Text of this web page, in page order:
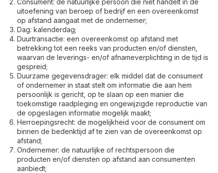
Consument: de natuurlijke persoon die niet handelt in de
uitoefening van beroep of bedrijf en een overeenkomst
op afstand aangaat met de ondernemer;
Dag: kalenderdag;
Duurtransactie: een overeenkomst op afstand met
betrekking tot een reeks van producten en/of diensten,
waarvan de leverings- en/of afnameverplichting in de tijd is
gespreid;
Duurzame gegevensdrager: elk middel dat de consument
of ondernemer in staat stelt om informatie die aan hem
persoonlijk is gericht, op te slaan op een manier die
toekomstige raadpleging en ongewijzigde reproductie van
de opgeslagen informatie mogelijk maakt;
Herroepingsrecht: de mogelijkheid voor de consument om
binnen de bedenktijd af te zien van de overeenkomst op
afstand;
Ondernemer: de natuurlijke of rechtspersoon die
producten en/of diensten op afstand aan consumenten
aanbiedt;